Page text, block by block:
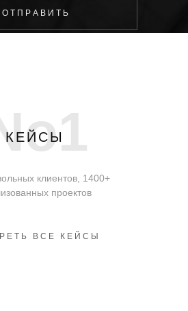
О Т П Р А В И Т Ь
КЕЙСЫ
клиентов, 1400+
проектов
ВСЕ КЕЙСЫ